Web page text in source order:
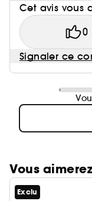
Cet avis vous
0
Signaler ce
Vous
Exclu